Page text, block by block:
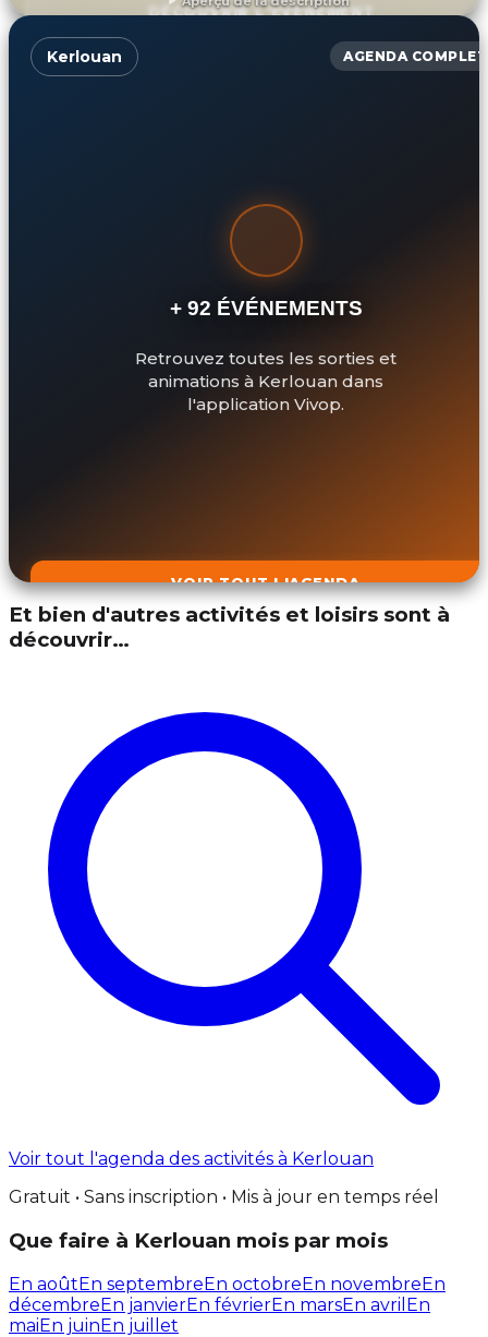
DÉCOUVRIR L'ÉVÉNEMENT
Kerlouan AGENDA COMPLET
+ 92 ÉVÉNEMENTS
Retrouvez toutes les sorties et
animations à Kerlouan dans
l'application Vivop.
VOIR TOUT L'AGENDA
Et bien d'autres activités et loisirs sont à
découvrir…
Voir tout l'agenda des activités à Kerlouan
Gratuit • Sans inscription • Mis à jour en temps réel
Que faire à Kerlouan mois par mois
En aoûtEn septembreEn octobreEn novembreEn
décembreEn janvierEn févrierEn marsEn avril En
maiEn juinEn juillet